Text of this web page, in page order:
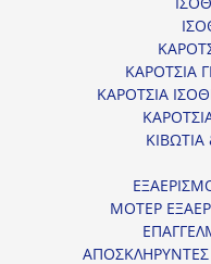
ΚΑΡΟΤΣΙΑ
ΚΑΡΟΤΣΙΑ
ΚΙΒΩΤΙΑ
ΜΟΤΕΡ